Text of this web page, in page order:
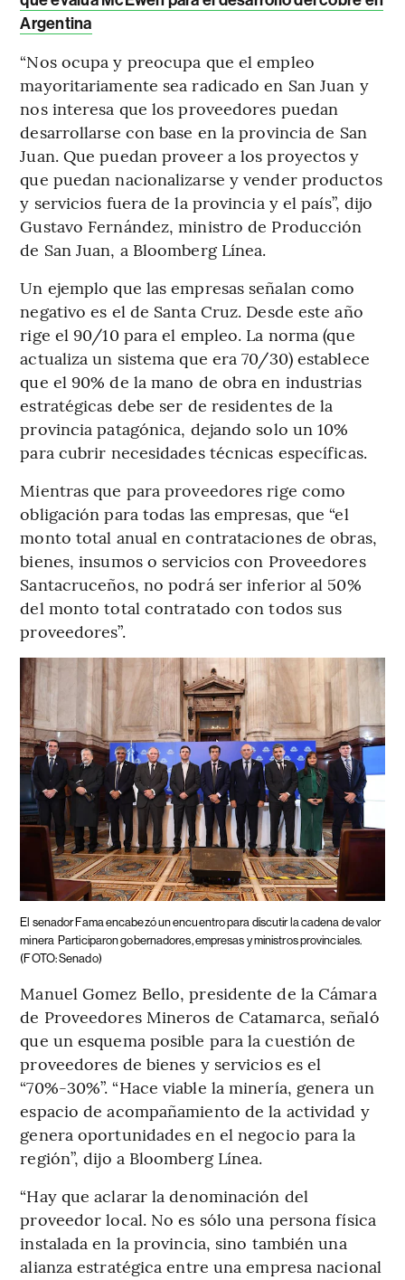
Argentina
“Nos ocupa y preocupa que el empleo
mayoritariamente sea radicado en San Juan y
nos interesa que los proveedores puedan
desarrollarse con base en la provincia de San
Juan. Que puedan proveer a los proyectos y
que puedan nacionalizarse y vender productos
y servicios fuera de la provincia y el país”, dijo
Gustavo Fernández, ministro de Producción
de San Juan, a Bloomberg Línea.
Un ejemplo que las empresas señalan como
negativo es el de Santa Cruz. Desde este año
rige el 90/10 para el empleo. La norma (que
actualiza un sistema que era 70/30) establece
que el 90% de la mano de obra en industrias
estratégicas debe ser de residentes de la
provincia patagónica, dejando solo un 10%
para cubrir necesidades técnicas específicas.
Mientras que para proveedores rige como
obligación para todas las empresas, que “el
monto total anual en contrataciones de obras,
bienes, insumos o servicios con Proveedores
Santacruceños, no podrá ser inferior al 50%
del monto total contratado con todos sus
proveedores”.
El senador Fama encabezó un encuentro para discutir la cadena de valor
minera Participaron gobernadores, empresas y ministros provinciales.
(FOTO: Senado)
Manuel Gomez Bello, presidente de la Cámara
de Proveedores Mineros de Catamarca, señaló
que un esquema posible para la cuestión de
proveedores de bienes y servicios es el
“70%-30%”. “Hace viable la minería, genera un
espacio de acompañamiento de la actividad y
genera oportunidades en el negocio para la
región”, dijo a Bloomberg Línea.
“Hay que aclarar la denominación del
proveedor local. No es sólo una persona física
instalada en la provincia, sino también una
alianza estratégica entre una empresa nacional